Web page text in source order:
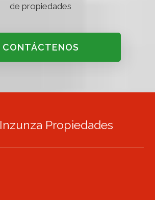
de propiedades
CONTÁCTENOS
Propiedades